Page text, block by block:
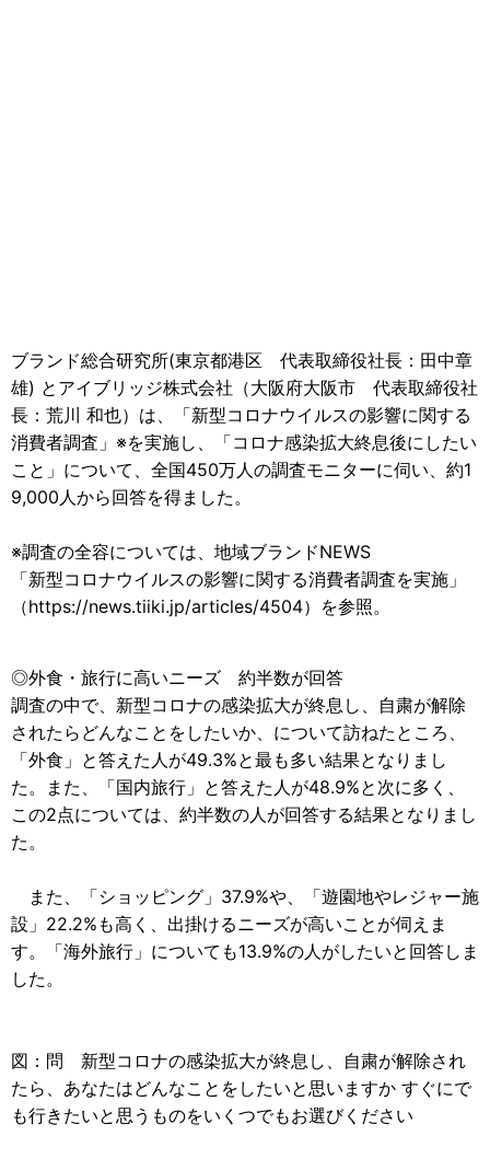
ブランド総合研究所(東京都港区 代表取締役社長：田中章
雄) とアイブリッジ株式会社（大阪府大阪市 代表取締役社
長：荒川 和也）は、「新型コロナウイルスの影響に関する
消費者調査」※を実施し、「コロナ感染拡大終息後にしたい
こと」について、全国450万人の調査モニターに伺い、約1
9,000人から回答を得ました。
※調査の全容については、地域ブランドNEWS
「新型コロナウイルスの影響に関する消費者調査を実施」
（https://news.tiiki.jp/articles/4504）を参照。
◎外食・旅行に高いニーズ 約半数が回答
調査の中で、新型コロナの感染拡大が終息し、自粛が解除
されたらどんなことをしたいか、について訪ねたところ、
「外食」と答えた人が49.3%と最も多い結果となりまし
た。また、「国内旅行」と答えた人が48.9%と次に多く、
この2点については、約半数の人が回答する結果となりまし
た。
また、「ショッピング」37.9%や、「遊園地やレジャー施
設」22.2%も高く、出掛けるニーズが高いことが伺えま
す。「海外旅行」についても13.9%の人がしたいと回答しま
した。
図：問 新型コロナの感染拡大が終息し、自粛が解除され
たら、あなたはどんなことをしたいと思いますか すぐにで
も行きたいと思うものをいくつでもお選びください